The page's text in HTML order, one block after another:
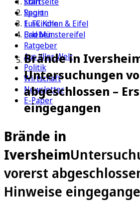
Sport
1. FC Köln
Erleben
Ratgeber
Aus aller Welt
Politik
Wirtschaft
Newsletter
E-Paper
Region
Euskirchen & Eifel
Bad Münstereifel
Brände in
Untersuchungen
abgeschlossen –
eingegangen
Brände in
Iversheim
vorerst
Hinweise